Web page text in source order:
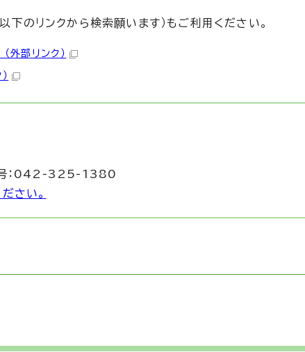
下のリンクから検索願います）もご利用ください。
（外部リンク）
：042-325-1380
さい。